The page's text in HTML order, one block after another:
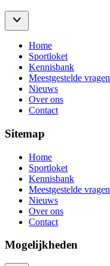
Home
Sportloket
Kennisbank
Meestgestelde vragen
Nieuws
Over ons
Contact
Sitemap
Home
Sportloket
Kennisbank
Meestgestelde vragen
Nieuws
Over ons
Contact
Mogelijkheden